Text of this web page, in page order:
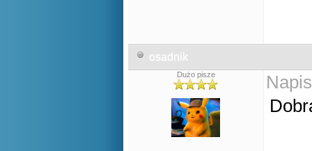
osadnik
Dużo pisze